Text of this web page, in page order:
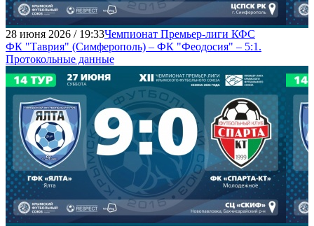
28 июня 2026 / 19:33Чемпионат Премьер-лиги КФС
ФК "Таврия" (Симферополь) – ФК "Феодосия" – 5:1.
Протокольные данные